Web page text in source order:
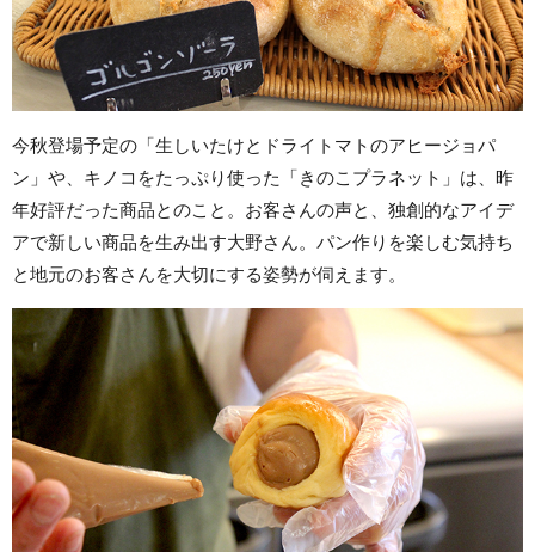
今秋登場予定の「生しいたけとドライトマトのアヒージョパ
ン」や、キノコをたっぷり使った「きのこプラネット」は、昨
年好評だった商品とのこと。お客さんの声と、独創的なアイデ
アで新しい商品を生み出す大野さん。パン作りを楽しむ気持ち
と地元のお客さんを大切にする姿勢が伺えます。